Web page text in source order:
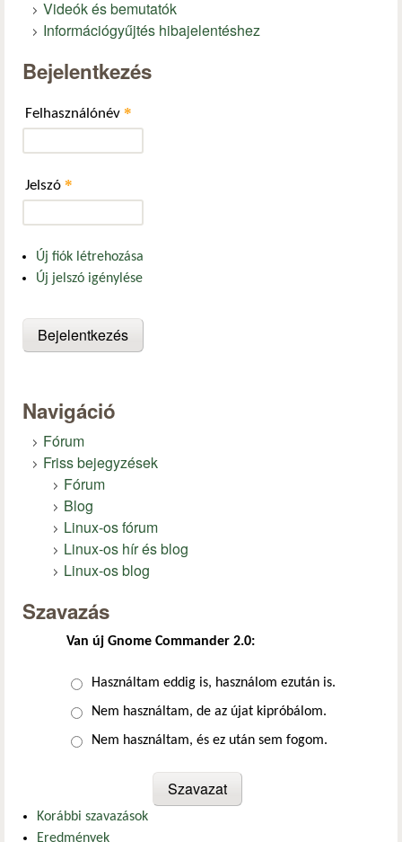
Videók és bemutatók
Információgyűjtés hibajelentéshez
Bejelentkezés
Felhasználónév *
Jelszó *
Új fiók létrehozása
Új jelszó igénylése
Navigáció
Fórum
Friss bejegyzések
Fórum
Blog
Linux-os fórum
Linux-os hír és blog
Linux-os blog
Szavazás
Van új Gnome Commander 2.0:
Választások
Használtam eddig is, használom ezután is.
Nem használtam, de az újat kipróbálom.
Nem használtam, és ez után sem fogom.
Korábbi szavazások
Eredmények